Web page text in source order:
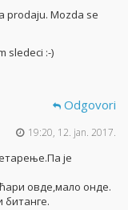
prodaju. Mozda se
sledeci :-)
Odgovori
19:20, 12. jan. 2017.
је
овде,мало онде.
битанге.